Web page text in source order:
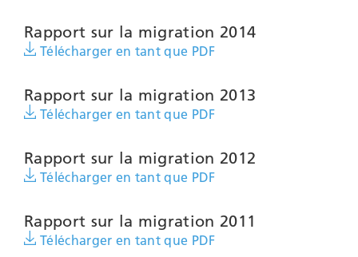
Rapport sur la migration 2014
Télécharger en tant que PDF
Rapport sur la migration 2013
Télécharger en tant que PDF
Rapport sur la migration 2012
Télécharger en tant que PDF
Rapport sur la migration 2011
Télécharger en tant que PDF